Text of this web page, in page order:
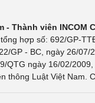
- Thành viên INCOM
hợp số: 692/GP-
GP - BC, ngày 26/
QTG ngày 16/02/
thông Luật Việt Nam.